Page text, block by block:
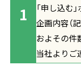
「申し込む
企画内容（
およその件
当社よりご